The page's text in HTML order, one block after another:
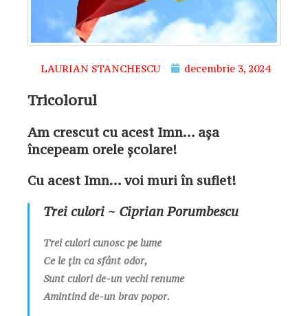
LAURIAN STANCHESCU decembrie 3, 2024
Tricolorul
Am crescut cu acest Imn… așa
începeam orele școlare!
Cu acest Imn… voi muri în suflet!
Trei culori ~ Ciprian Porumbescu
Trei culori cunosc pe lume
Ce le ţin ca sfânt odor,
Sunt culori de-un vechi renume
Amintind de-un brav popor.